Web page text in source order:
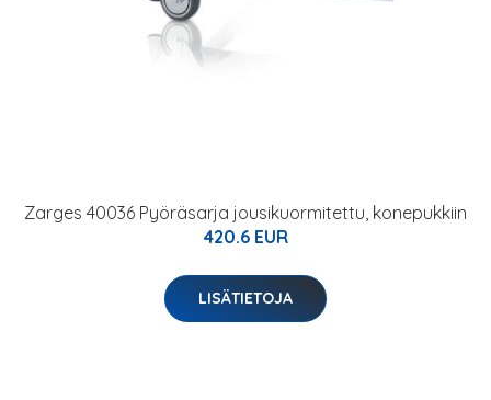
Zarges 40036 Pyöräsarja jousikuormitettu, konepukkiin
420.6 EUR
LISÄTIETOJA